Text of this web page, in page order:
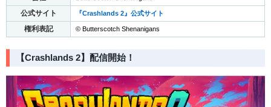
公式サイト 『Crashlands 2』公式サイト
権利表記 © Butterscotch Shenanigans
【Crashlands 2】配信開始！